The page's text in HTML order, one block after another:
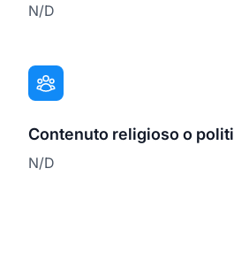
N/D
Contenuto religioso o
N/D